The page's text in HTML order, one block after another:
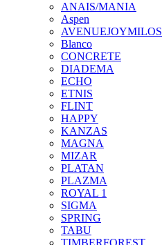
ANAIS/MANIA
Aspen
AVENUEJOYMILOS
Blanco
CONCRETE
DIADEMA
ECHO
ETNIS
FLINT
HAPPY
KANZAS
MAGNA
MIZAR
PLATAN
PLAZMA
ROYAL 1
SIGMA
SPRING
TABU